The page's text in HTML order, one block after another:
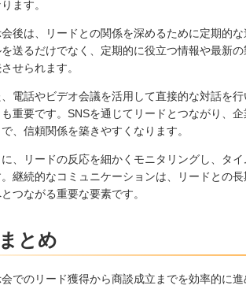
ます。
会後は、リードとの関係を深めるために定期的
を送るだけでなく、定期的に役立つ情報や最新
せられます。
、電話やビデオ会議を活用して直接的な対話を
も重要です。SNSを通じてリードとつながり、
で、信頼関係を築きやすくなります。
に、リードの反応を細かくモニタリングし、タ
。継続的なコミュニケーションは、リードとの
つながる重要な要素です。
とめ
会でのリード獲得から商談成立までを効率的に